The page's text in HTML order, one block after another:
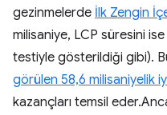
gezinmelerde İlk Zengin
milisaniye, LCP süresini ise
testiyle gösterildiği gibi).
görülen 58,6 milisaniyelik
kazançları temsil